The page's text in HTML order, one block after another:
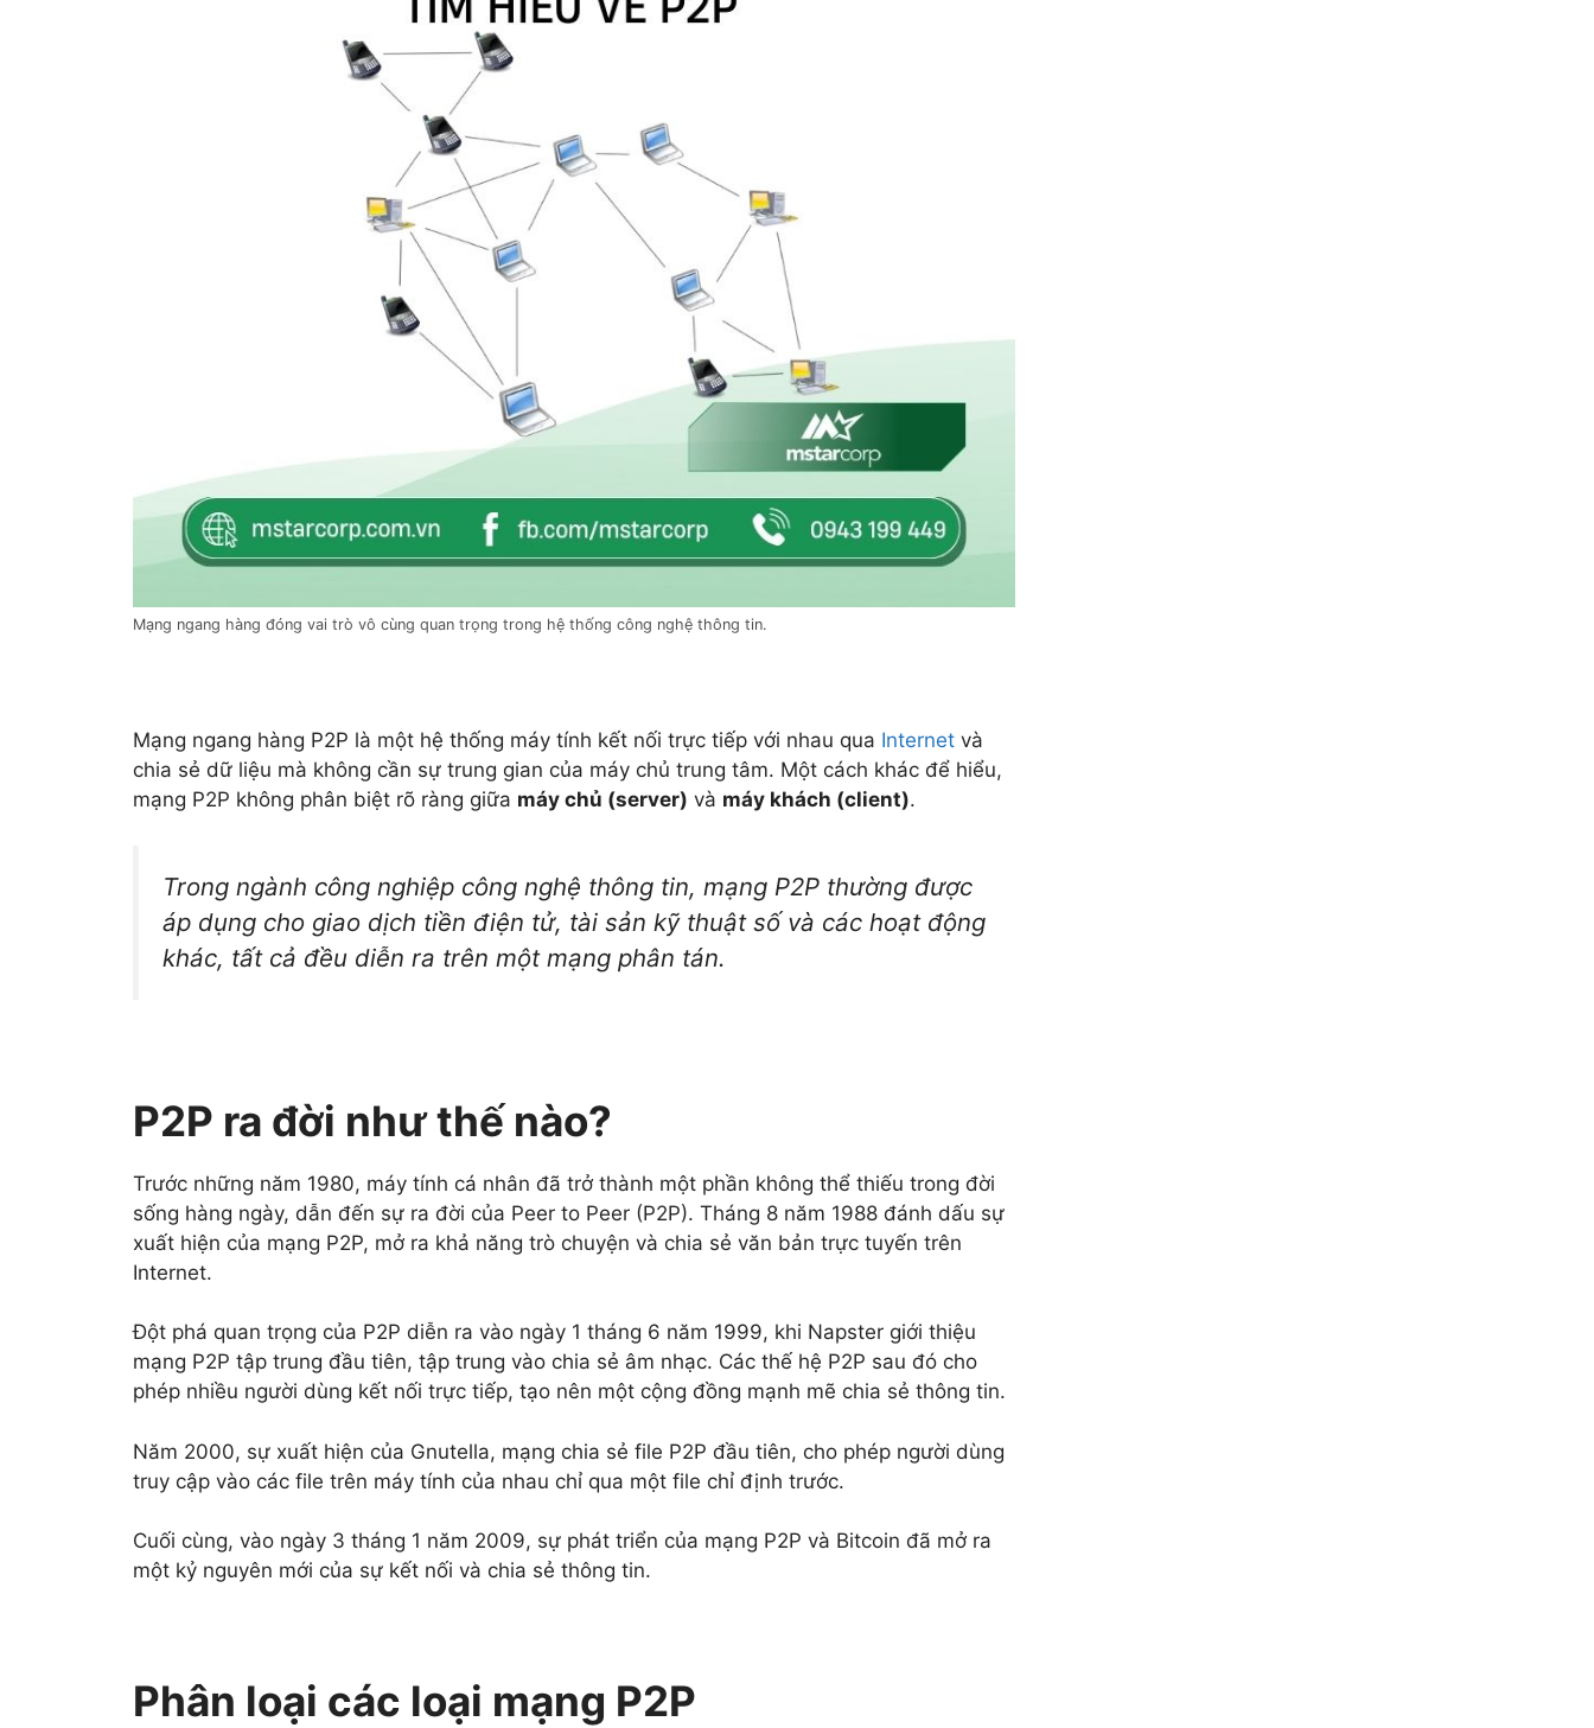
Mạng ngang hàng đóng vai trò vô cùng quan trọng trong hệ thống công nghệ thông tin.
Mạng ngang hàng P2P là một hệ thống máy tính kết nối trực tiếp với nhau qua Internet và
chia sẻ dữ liệu mà không cần sự trung gian của máy chủ trung tâm. Một cách khác để hiểu,
mạng P2P không phân biệt rõ ràng giữa máy chủ (server) và máy khách (client).
Trong ngành công nghiệp công nghệ thông tin, mạng P2P thường được
áp dụng cho giao dịch tiền điện tử, tài sản kỹ thuật số và các hoạt động
khác, tất cả đều diễn ra trên một mạng phân tán.
P2P ra đời như thế nào?
Trước những năm 1980, máy tính cá nhân đã trở thành một phần không thể thiếu trong đời
sống hàng ngày, dẫn đến sự ra đời của Peer to Peer (P2P). Tháng 8 năm 1988 đánh dấu sự
xuất hiện của mạng P2P, mở ra khả năng trò chuyện và chia sẻ văn bản trực tuyến trên
Internet.
Đột phá quan trọng của P2P diễn ra vào ngày 1 tháng 6 năm 1999, khi Napster giới thiệu
mạng P2P tập trung đầu tiên, tập trung vào chia sẻ âm nhạc. Các thế hệ P2P sau đó cho
phép nhiều người dùng kết nối trực tiếp, tạo nên một cộng đồng mạnh mẽ chia sẻ thông tin.
Năm 2000, sự xuất hiện của Gnutella, mạng chia sẻ file P2P đầu tiên, cho phép người dùng
truy cập vào các file trên máy tính của nhau chỉ qua một file chỉ định trước.
Cuối cùng, vào ngày 3 tháng 1 năm 2009, sự phát triển của mạng P2P và Bitcoin đã mở ra
một kỷ nguyên mới của sự kết nối và chia sẻ thông tin.
Phân loại các loại mạng P2P